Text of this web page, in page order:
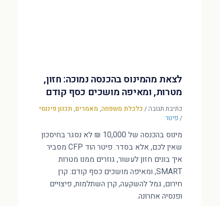
לצאת מהמינוס בהכנסה נמוכה: חזון,
מטרות, ומאיפה מושכים כסף קודם
כתיבת תגובה/ כלכלת משפחה, מאמרים, תכנון פיננסי
/ פיטר
מינוס בהכנסה של 10,000 ₪ לא נסגר בחיסכון
שאין לכם, אלא בסדר. פיטר הוד CFP מסביר
איך בונים חזון לעשור, גוזרים ממנו מטרות
SMART, ומאיפה מושכים כסף קודם: קרן
חירום, גמל להשקעה, קרן השתלמות, פיצויים
ופנסיה אחרונה.